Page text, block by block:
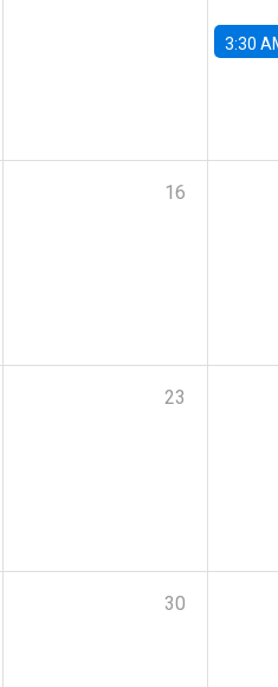
3:30
16
23
30